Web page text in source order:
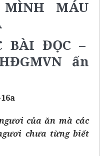
MÁU
BÀI ĐỌC –
ấn
của ăn mà các
chưa từng biết